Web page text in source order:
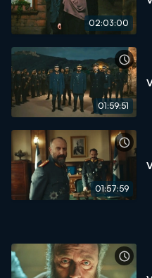
02:03:00
01:59:51
01:57:59